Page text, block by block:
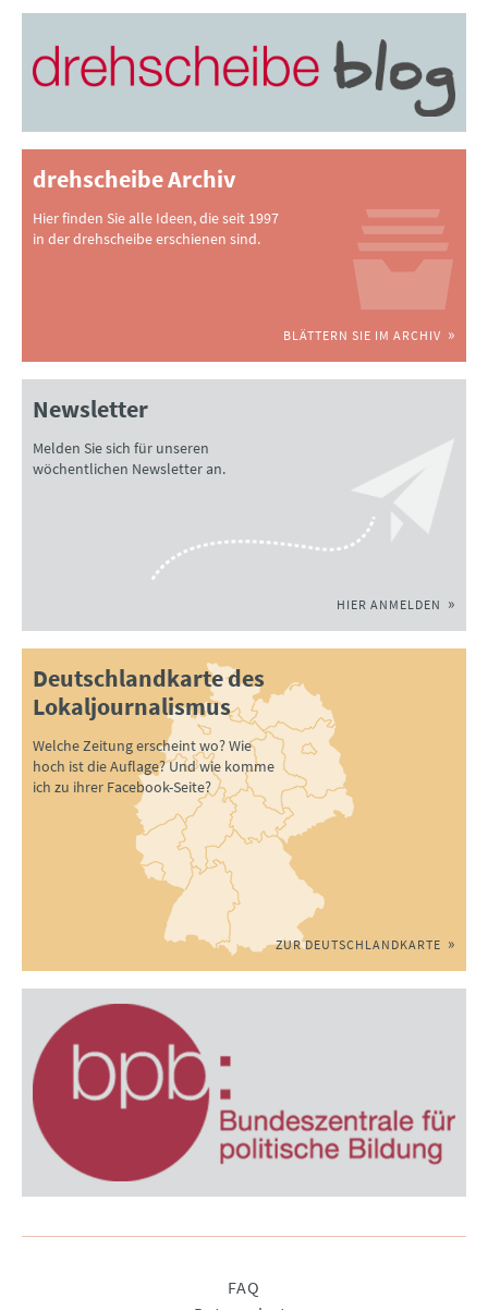
drehscheibe Archiv
Hier finden Sie alle Ideen, die seit 1997
in der drehscheibe erschienen sind.
BLÄTTERN SIE IM ARCHIV
Newsletter
Melden Sie sich für unseren
wöchentlichen Newsletter an.
HIER ANMELDEN
Deutschlandkarte des
Lokaljournalismus
Welche Zeitung erscheint wo? Wie
hoch ist die Auflage? Und wie komme
ich zu ihrer Facebook-Seite?
ZUR DEUTSCHLANDKARTE
FAQ